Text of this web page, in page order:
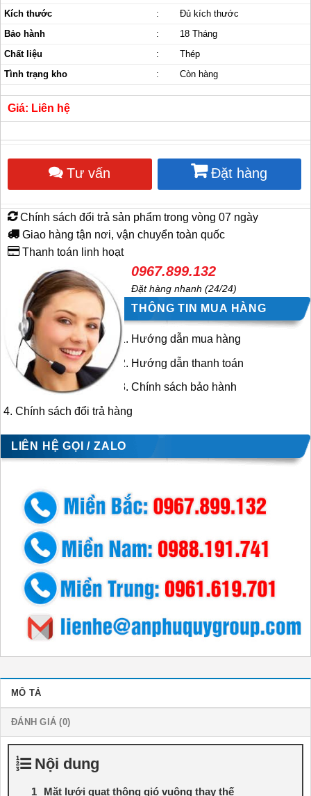
Kích thước
:
Đủ kích thước
Bảo hành
:
18 Tháng
Chất liệu
:
Thép
Tình trạng kho
: Còn hàng
Giá: Liên hệ
Tư vấn Đặt hàng
Chính sách đổi trả sản phẩm trong vòng 07 ngày
Giao hàng tận nơi, vận chuyển toàn quốc
Thanh toán linh hoạt
0967.899.132
Đặt hàng nhanh (24/24)
THÔNG TIN MUA HÀNG
Hướng dẫn mua hàng
Hướng dẫn thanh toán
Chính sách bảo hành
Chính sách đổi trả hàng
LIÊN HỆ GỌI / ZALO
MÔ TẢ
ĐÁNH GIÁ (0)
Nội dung
Mặt lưới quạt thông gió vuông thay thế